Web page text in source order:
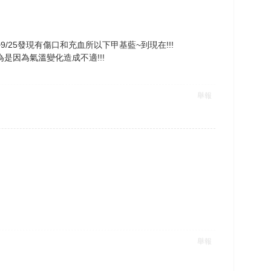
25發現有傷口和充血所以下甲基藍~到現在!!!
是因為氣溫變化造成不適!!!
舉報
舉報